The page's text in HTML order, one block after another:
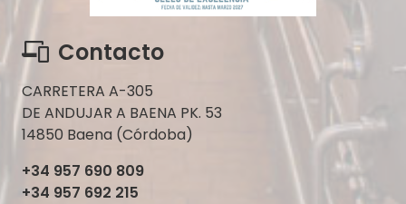
Contacto
CARRETERA A-305
DE ANDUJAR A BAENA PK. 53
14850 Baena (Córdoba)
+34 957 690 809
+34 957 692 215